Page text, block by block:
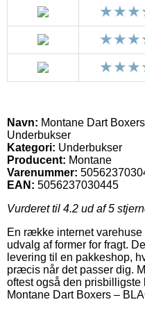
Navn: Montane Dart
Underbukser
Kategori: Underbukser
Producent: Montane
Varenummer:
EAN: 5056237030445
Vurderet til 4.2 ud af 5
En række internet
udvalg af former for fragt.
levering til en pakkeshop,
præcis når det passer dig.
oftest også den
Montane Dart Boxers –